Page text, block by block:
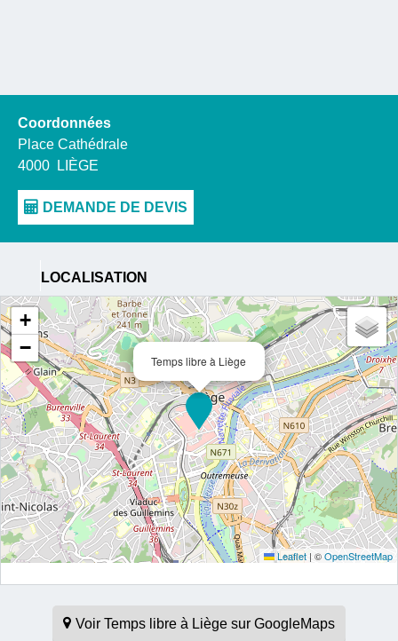
Coordonnées
Place Cathédrale
4000
LIÈGE
LOCALISATION
Temps libre à Liège
+
−
Leaflet | ©OpenStreetMap
Voir Temps libre à Liège sur GoogleMaps